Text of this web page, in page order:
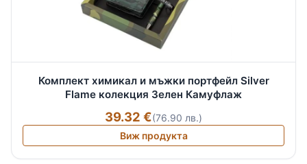
Комплект химикал и мъжки портфейл Silver
Flame колекция Зелен Камуфлаж
39.32 €(76.90 лв.)
Виж продукта